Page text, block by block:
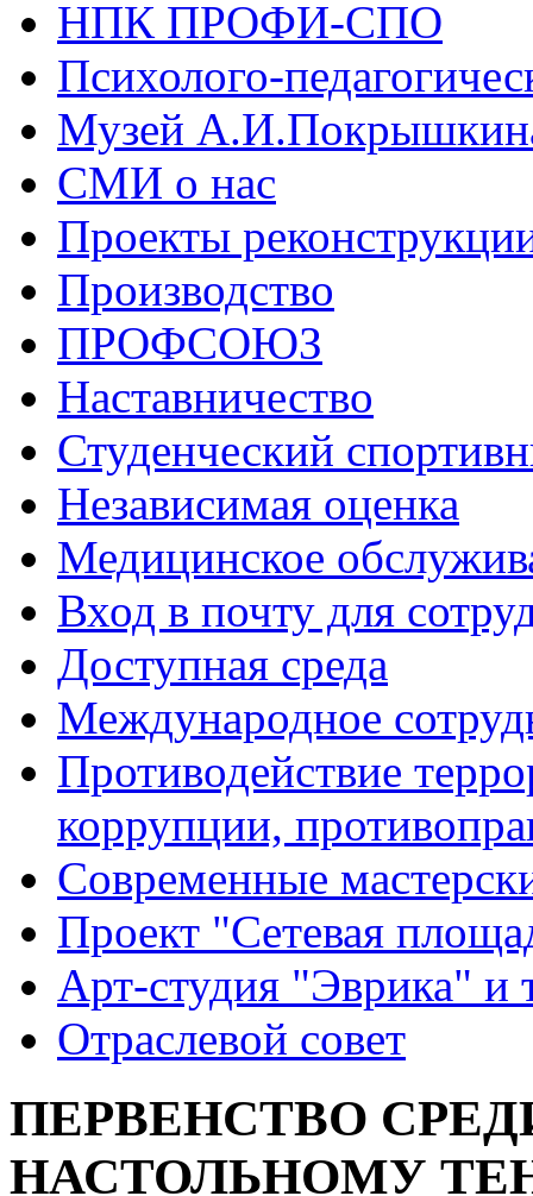
НПК ПРОФИ-СПО
Психолого-
Музей
СМИ о нас
Проекты
Производство
ПРОФСОЮЗ
Наставничество
Студенческий
Независимая оценка
Медицинское
Вход в почту для
Доступная среда
Международное
Противодействие
коррупции,
Современные
Проект "Сетевая
Арт-студия "Эврика" и
Отраслевой совет
ПЕРВЕНСТВО
НАСТОЛЬНОМУ